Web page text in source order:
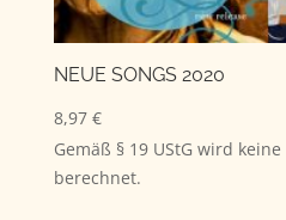
NEUE SONGS 2020
8,97 €
Gemäß § 19 UStG wird
berechnet.